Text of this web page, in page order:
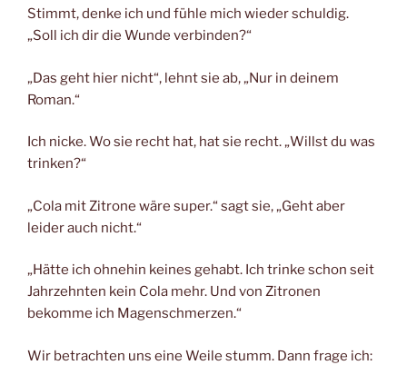
Stimmt, denke ich und fühle mich wieder schuldig.
„Soll ich dir die Wunde verbinden?“
„Das geht hier nicht“, lehnt sie ab, „Nur in deinem
Roman.“
Ich nicke. Wo sie recht hat, hat sie recht. „Willst du was
trinken?“
„Cola mit Zitrone wäre super.“ sagt sie, „Geht aber
leider auch nicht.“
„Hätte ich ohnehin keines gehabt. Ich trinke schon seit
Jahrzehnten kein Cola mehr. Und von Zitronen
bekomme ich Magenschmerzen.“
Wir betrachten uns eine Weile stumm. Dann frage ich: